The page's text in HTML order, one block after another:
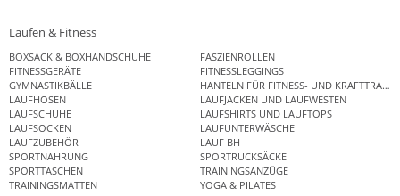
Laufen & Fitness
BOXSACK & BOXHANDSCHUHE
FASZIENROLLEN
FITNESSGERÄTE
FITNESSLEGGINGS
GYMNASTIKBÄLLE
HANTELN FÜR FITNESS- UND
LAUFHOSEN
LAUFJACKEN UND LAUFWESTEN
LAUFSCHUHE
LAUFSHIRTS UND LAUFTOPS
LAUFSOCKEN
LAUFUNTERWÄSCHE
LAUFZUBEHÖR
LAUF BH
SPORTNAHRUNG
SPORTRUCKSÄCKE
SPORTTASCHEN
TRAININGSANZÜGE
TRAININGSMATTEN
YOGA & PILATES